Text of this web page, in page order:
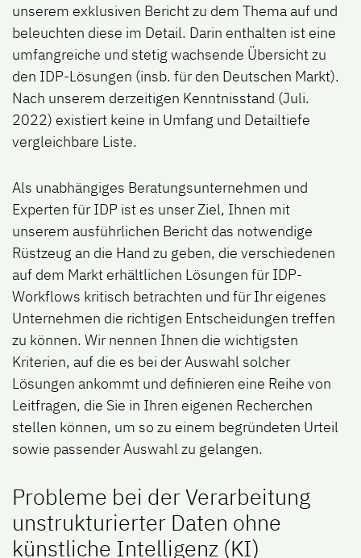
unserem exklusiven Bericht zu dem Thema auf und
beleuchten diese im Detail. Darin enthalten ist eine
umfangreiche und stetig wachsende Übersicht zu
den IDP-Lösungen (insb. für den Deutschen Markt).
Nach unserem derzeitigen Kenntnisstand (Juli.
2022) existiert keine in Umfang und Detailtiefe
vergleichbare Liste.
Als unabhängiges Beratungsunternehmen und
Experten für IDP ist es unser Ziel, Ihnen mit
unserem ausführlichen Bericht das notwendige
Rüstzeug an die Hand zu geben, die verschiedenen
auf dem Markt erhältlichen Lösungen für IDP-
Workflows kritisch betrachten und für Ihr eigenes
Unternehmen die richtigen Entscheidungen treffen
zu können. Wir nennen Ihnen die wichtigsten
Kriterien, auf die es bei der Auswahl solcher
Lösungen ankommt und definieren eine Reihe von
Leitfragen, die Sie in Ihren eigenen Recherchen
stellen können, um so zu einem begründeten Urteil
sowie passender Auswahl zu gelangen.
Probleme bei der Verarbeitung
unstrukturierter Daten ohne
künstliche Intelligenz (KI)